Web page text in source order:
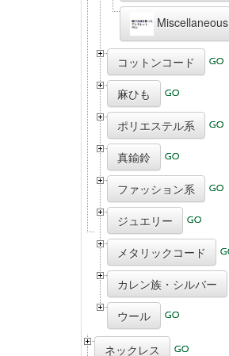
Miscellaneous
コットンコード
麻ひも
ポリエステル系
真鍮鈴
ファッション系
ジュエリー
メタリックコード
カレン族・シルバー
ウール
ネックレス